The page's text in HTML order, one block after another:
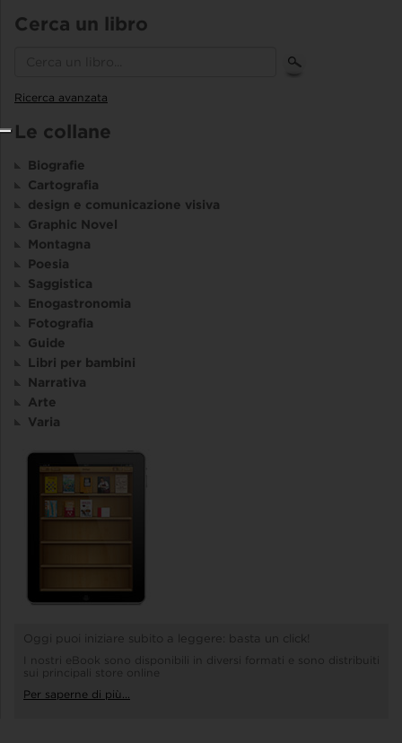
Cerca un libro
Ricerca avanzata
Le collane
Biografie
Cartografia
design e comunicazione visiva
Graphic Novel
Montagna
Poesia
Saggistica
Enogastronomia
Fotografia
Guide
Libri per bambini
Narrativa
Arte
Varia
Oggi puoi iniziare subito a leggere: basta un click!
I nostri eBook sono disponibili in diversi formati e sono distribuiti
sui principali store online
Per saperne di più...